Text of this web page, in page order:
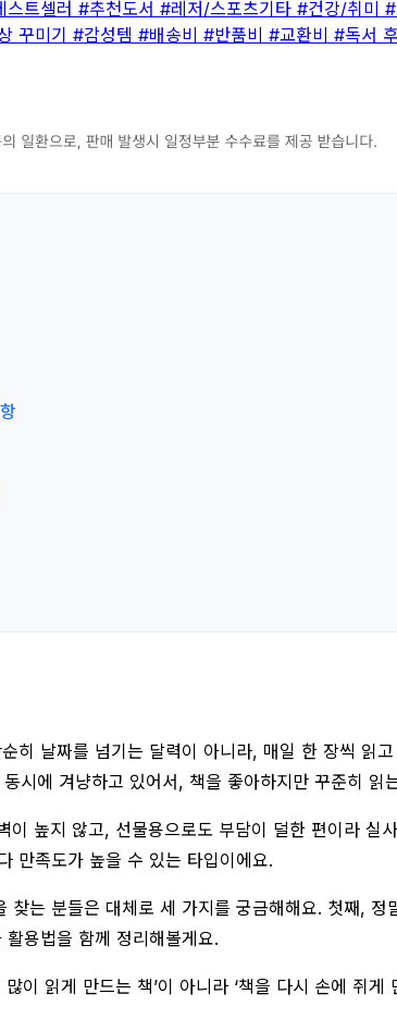
스트셀러 #추천도서 #레저/스포츠기타 #건강/취미
꾸미기 #감성템 #배송비 #반품비 #교환비 #독서
히 날짜를 넘기는 달력이 아니라, 매일 한 장씩 읽
동시에 겨냥하고 있어서, 책을 좋아하지만 꾸준히
이 높지 않고, 선물용으로도 부담이 덜한 편이라
만족도가 높을 수 있는 타입이에요.
찾는 분들은 대체로 세 가지를 궁금해해요. 첫째,
용법을 함께 정리해볼게요.
이 읽게 만드는 책’이 아니라 ‘책을 다시 손에 쥐